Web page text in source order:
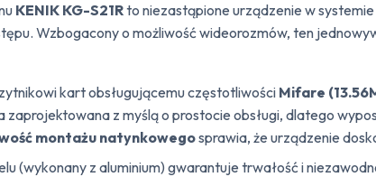
KENIK KG-S21Rto niezastąpione urządzenie w
Wzbogacony o możliwość wideorozmów, ten
kart obsługującemu częstotliwościMifare
zaprojektowana z myślą o prostocie obsługi, dlatego
montażu natynkowegosprawia, że urządzenie
(wykonany z aluminium) gwarantuje trwałość i